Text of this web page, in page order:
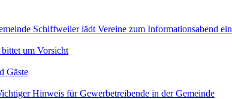
Schiffweiler lädt Vereine zum Informationsabend ein
um Vorsicht
Gäste
Hinweis für Gewerbetreibende in der Gemeinde